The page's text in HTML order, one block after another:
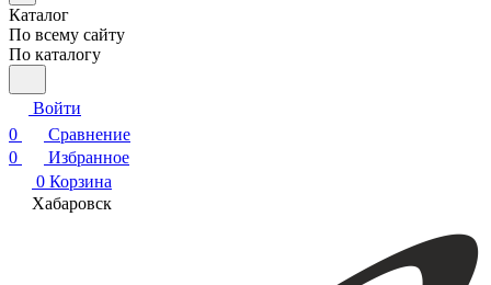
Каталог
По всему сайту
По каталогу
Войти
0
Сравнение
0
Избранное
0 Корзина
Хабаровск